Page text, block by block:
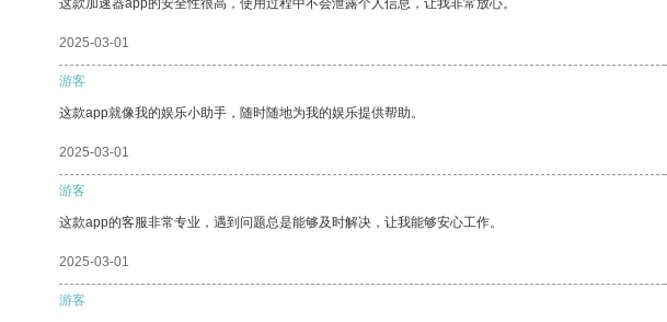
这款加速器app的安全性很高，使用过程中不会泄露个人信息，让我非常放心。
2025-03-01
游客
这款app就像我的娱乐小助手，随时随地为我的娱乐提供帮助。
2025-03-01
游客
这款app的客服非常专业，遇到问题总是能够及时解决，让我能够安心工作。
2025-03-01
游客